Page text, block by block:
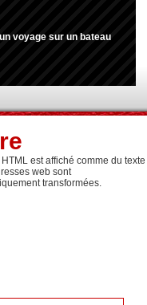
voyage sur un bateau
est affiché comme du texte
web sont
transformées.